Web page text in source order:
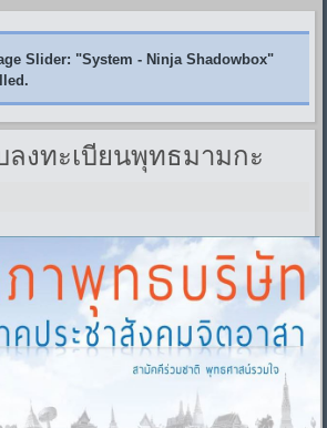
Slider: "System - Ninja Shadowbox"
ลงทะเบียนพุทธมามกะ